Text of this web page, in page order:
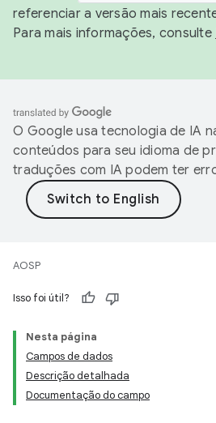
referenciar a versão mais
Para mais informações, consulte
O Google usa tecnologia de IA
conteúdos para seu idioma de
traduções com IA podem ter
AOSP
Isso foi útil?
Nesta página
Campos de dados
Descrição detalhada
Documentação do campo